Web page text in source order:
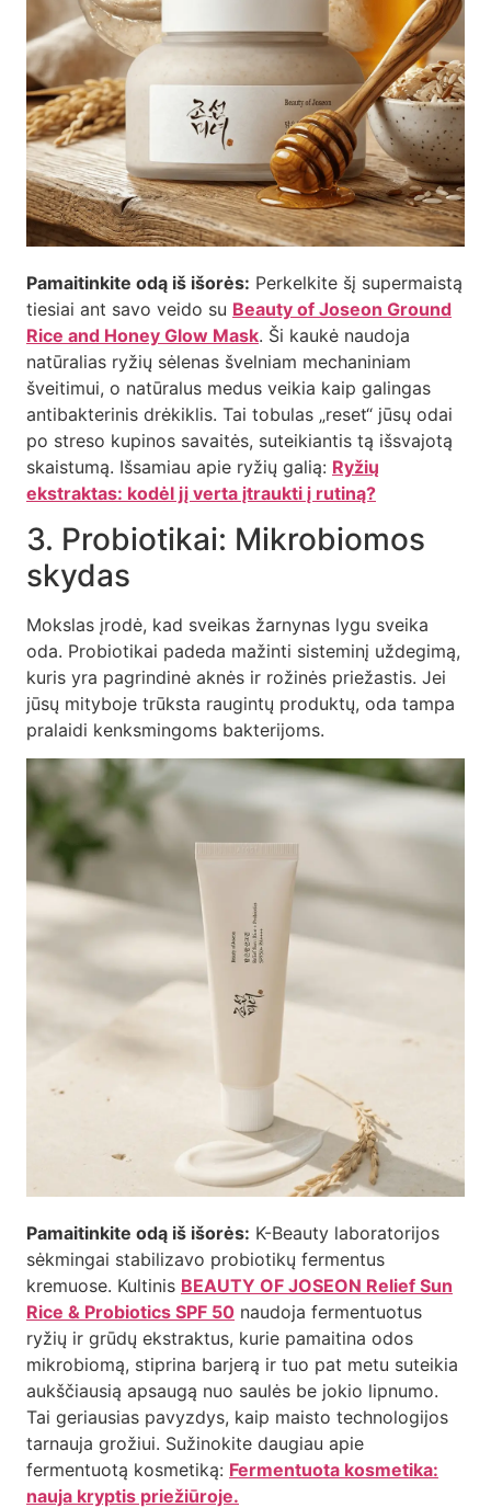
Pamaitinkite odą iš išorės: Perkelkite šį supermaistą
tiesiai ant savo veido su Beauty of Joseon Ground
Rice and Honey Glow Mask. Ši kaukė naudoja
natūralias ryžių sėlenas švelniam mechaniniam
šveitimui, o natūralus medus veikia kaip galingas
antibakterinis drėkiklis. Tai tobulas „reset“ jūsų odai
po streso kupinos savaitės, suteikiantis tą išsvajotą
skaistumą. Išsamiau apie ryžių galią: Ryžių
ekstraktas: kodėl jį verta įtraukti į rutiną?
3. Probiotikai: Mikrobiomos
skydas
Mokslas įrodė, kad sveikas žarnynas lygu sveika
oda. Probiotikai padeda mažinti sisteminį uždegimą,
kuris yra pagrindinė aknės ir rožinės priežastis. Jei
jūsų mityboje trūksta raugintų produktų, oda tampa
pralaidi kenksmingoms bakterijoms.
Pamaitinkite odą iš išorės: K-Beauty laboratorijos
sėkmingai stabilizavo probiotikų fermentus
kremuose. Kultinis BEAUTY OF JOSEON Relief Sun
Rice & Probiotics SPF 50 naudoja fermentuotus
ryžių ir grūdų ekstraktus, kurie pamaitina odos
mikrobiomą, stiprina barjerą ir tuo pat metu suteikia
aukščiausią apsaugą nuo saulės be jokio lipnumo.
Tai geriausias pavyzdys, kaip maisto technologijos
tarnauja grožiui. Sužinokite daugiau apie
fermentuotą kosmetiką: Fermentuota kosmetika:
nauja kryptis priežiūroje.